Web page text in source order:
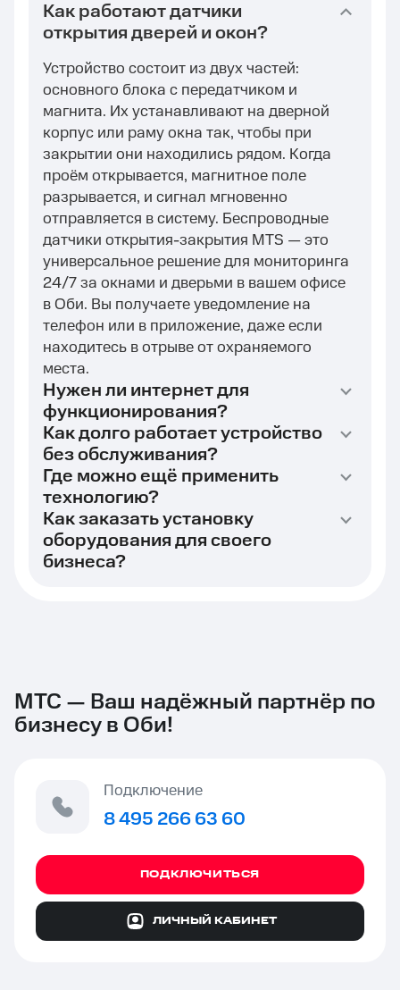
Как работают датчики
открытия дверей и окон?
Устройство состоит из двух частей:
основного блока с передатчиком и
магнита. Их устанавливают на дверной
корпус или раму окна так, чтобы при
закрытии они находились рядом. Когда
проём открывается, магнитное поле
разрывается, и сигнал мгновенно
отправляется в систему. Беспроводные
датчики открытия-закрытия MTS — это
универсальное решение для мониторинга
24/7 за окнами и дверьми в вашем офисе
в Оби. Вы получаете уведомление на
телефон или в приложение, даже если
находитесь в отрыве от охраняемого
места.
Нужен ли интернет для
функционирования?
Как долго работает устройство
без обслуживания?
Где можно ещё применить
технологию?
Как заказать установку
оборудования для своего
бизнеса?
МТС — Ваш надёжный партнёр по
бизнесу в Оби!
Подключение
8 495 266 63 60
ПОДКЛЮЧИТЬСЯ
ЛИЧНЫЙ КАБИНЕТ